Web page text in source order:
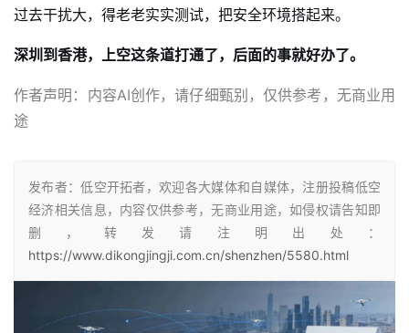
过去干扰大，得老老实实测试，把安全环境搭起来。
深圳到香港，上空这条道打通了，后面的事就好办了。
作者声明：内容AI创作，请仔细甄别，仅供参考，无商业用
途
发布者：低空开拓者，欢迎各大媒体和自媒体，注册投稿低空
经济相关信息，内容仅供参考，无商业用途，如侵权请告知即
删，转发请注明出处：
https://www.dikongjingji.com.cn/shenzhen/5580.html